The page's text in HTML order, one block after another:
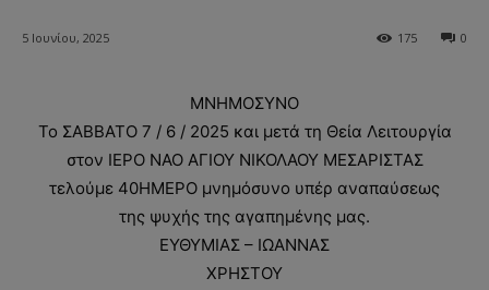
5 Ιουνίου, 2025 0
175
ΜΝΗΜΟΣΥΝΟ
Το ΣΑΒΒΑΤΟ 7 / 6 / 2025 και μετά τη Θεία Λειτουργία
στον ΙΕΡΟ ΝΑΟ ΑΓΙΟΥ ΝΙΚΟΛΑΟΥ ΜΕΣΑΡΙΣΤΑΣ
τελούμε 40ΗΜΕΡΟ μνημόσυνο υπέρ αναπαύσεως
της ψυχής της αγαπημένης μας.
ΕΥΘΥΜΙΑΣ – ΙΩΑΝΝΑΣ
ΧΡΗΣΤΟΥ